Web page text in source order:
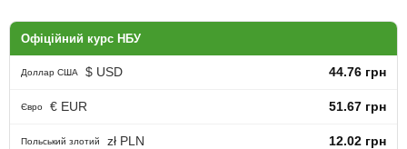
Офіційний курс НБУ
Доллар США $ USD 44.76 грн
Євро € EUR 51.67 грн
Польський злотий zł PLN 12.02 грн